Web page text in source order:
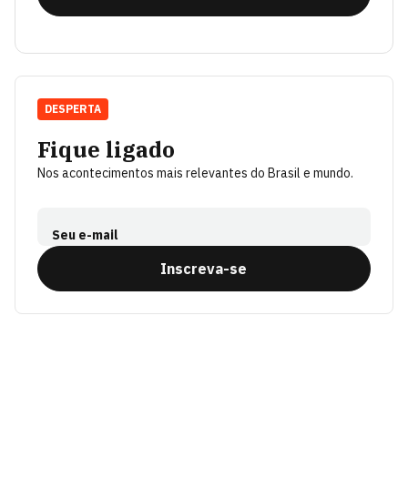
Fique ligado
Nos acontecimentos mais relevantes do Brasil e mundo.
Seu e-mail
Inscreva-se
DESPERTA